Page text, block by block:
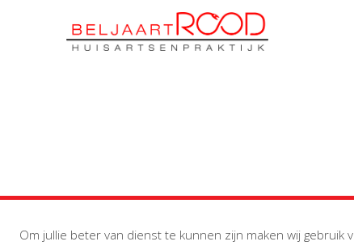
Om jullie beter van dienst te kunnen zijn maken wij gebruik